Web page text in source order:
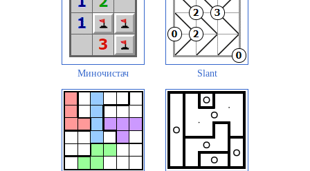
Миночистач Slant